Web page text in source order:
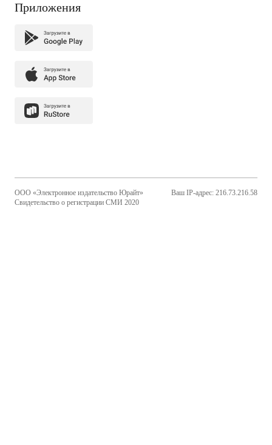
Приложения
ООО «Электронное издательство Юрайт»
Свидетельство о регистрации СМИ 2020
Ваш IP-адрес: 216.73.216.58